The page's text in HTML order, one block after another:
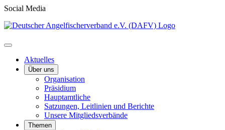
Social Media
Aktuelles
Über uns
Organisation
Präsidium
Hauptamtliche
Satzungen, Leitlinien und Berichte
Unsere Mitgliedsverbände
Themen